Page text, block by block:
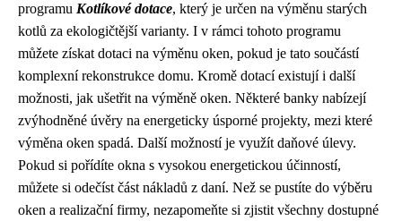
programu Kotlíkové dotace, který je určen na výměnu starých
kotlů za ekologičtější varianty. I v rámci tohoto programu
můžete získat dotaci na výměnu oken, pokud je tato součástí
komplexní rekonstrukce domu. Kromě dotací existují i další
možnosti, jak ušetřit na výměně oken. Některé banky nabízejí
zvýhodněné úvěry na energeticky úsporné projekty, mezi které
výměna oken spadá. Další možností je využít daňové úlevy.
Pokud si pořídíte okna s vysokou energetickou účinností,
můžete si odečíst část nákladů z daní. Než se pustíte do výběru
oken a realizační firmy, nezapomeňte si zjistit všechny dostupné